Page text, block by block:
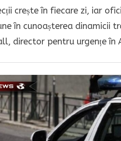
crește în fiecare zi, iar
în cunoașterea dinamicii
director pentru urgențe în